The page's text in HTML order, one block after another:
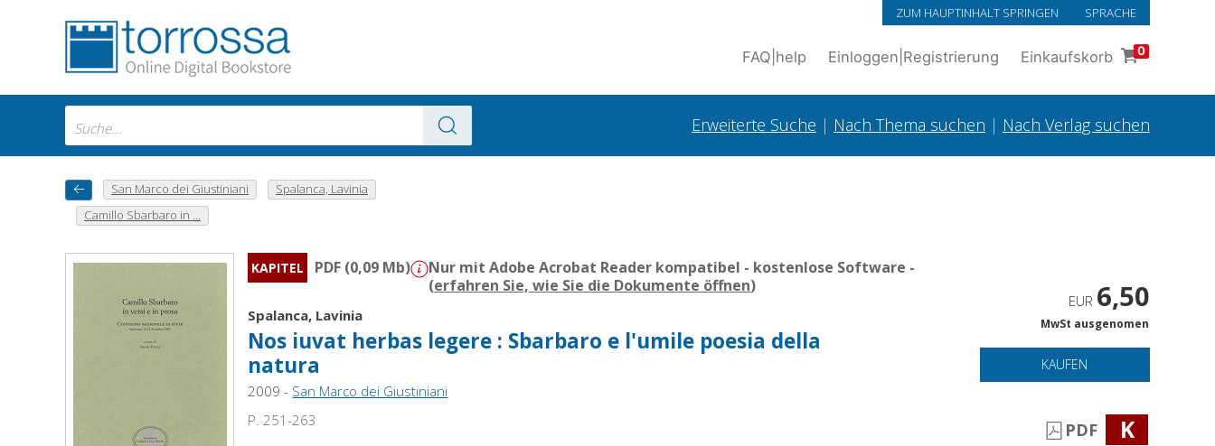
ZUM HAUPTINHALT SPRINGEN SPRACHE
FAQ help Einloggen Registrierung Einkaufskorb 0
Erweiterte Suche | Nach Thema suchen | Nach Verlag suchen
San Marco dei Giustiniani
Spalanca, Lavinia
Camillo Sbarbaro in ...
KAPITEL PDF (0,09 Mb)
Nur mit Adobe Acrobat Reader kompatibel - kostenlose Software -
(erfahren Sie, wie Sie die Dokumente öffnen)
Spalanca, Lavinia
Nos iuvat herbas legere : Sbarbaro e l'umile poesia della
natura
2009 - San Marco dei Giustiniani
P. 251-263
EUR 6,50
MwSt ausgenomen
KAUFEN
PDF K